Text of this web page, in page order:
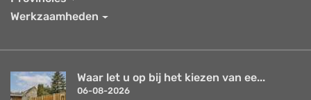
Werkzaamheden
Waar let u op bij het kiezen van ee...
06-08-2026